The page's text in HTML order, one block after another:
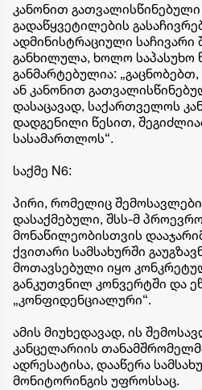
კანონით
გადაწყვეტილების
ადმინისტრაციული საჩივარი
განხილულა, ხოლო საპასუხო
განმარტებულია:
ან კანონით
დასაცავად, საქართველოს
დადგენილი წესით,
სასამართლოს“.
საქმე N6:
პირი, რომელიც
დასაქმებული, შსს-მ
მონაწილეობისთვის
ქვითარი სამსახურში
მოთავსებული იყო
განკუთვნილ კონვერტში და
„კონფიდენციალური“.
ამის მიუხედავად, ის
კანცელარიის
ადრესატისა, დააწერა
მონიტორინგის უფროსსაც.